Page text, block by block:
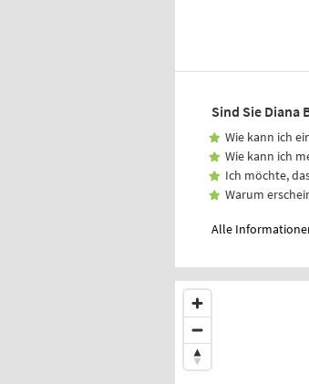
Sind Sie Diana
Wie kann ich
Wie kann ich
Ich möchte,
Warum
Alle